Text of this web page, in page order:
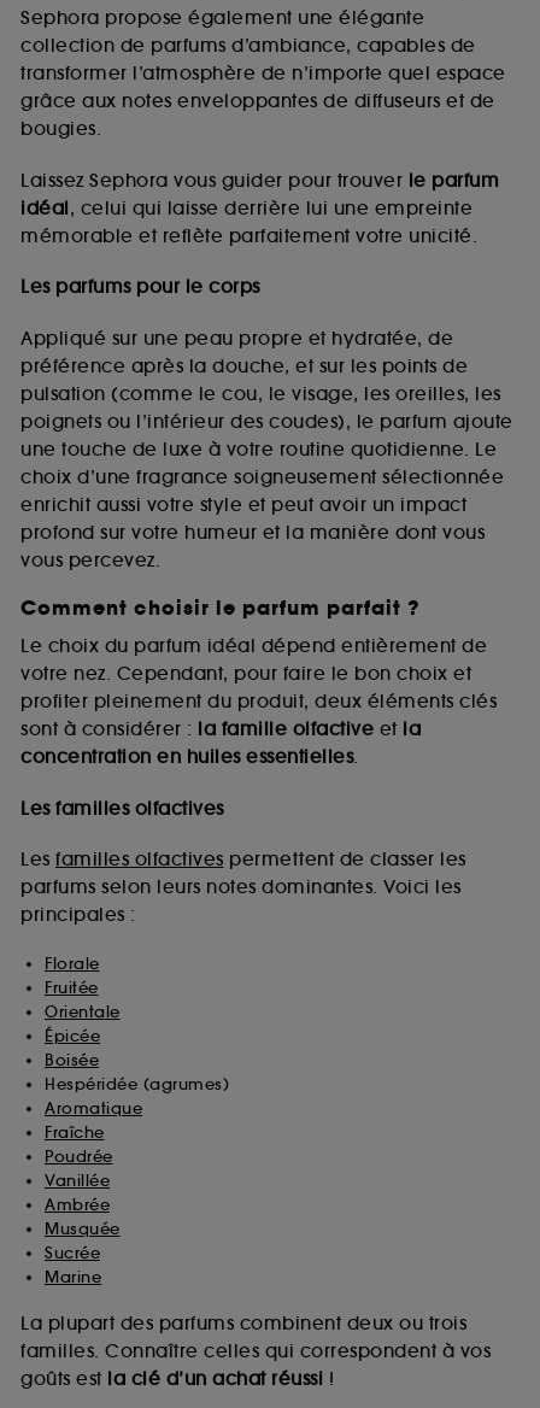
Sephora propose également une élégante
collection de parfums d’ambiance, capables de
transformer l’atmosphère de n’importe quel espace
grâce aux notes enveloppantes de diffuseurs et de
bougies.
Laissez Sephora vous guider pour trouver le parfum
idéal, celui qui laisse derrière lui une empreinte
mémorable et reflète parfaitement votre unicité.
Les parfums pour le corps
Appliqué sur une peau propre et hydratée, de
préférence après la douche, et sur les points de
pulsation (comme le cou, le visage, les oreilles, les
poignets ou l’intérieur des coudes), le parfum ajoute
une touche de luxe à votre routine quotidienne. Le
choix d’une fragrance soigneusement sélectionnée
enrichit aussi votre style et peut avoir un impact
profond sur votre humeur et la manière dont vous
vous percevez.
Comment choisir le parfum parfait ?
Le choix du parfum idéal dépend entièrement de
votre nez. Cependant, pour faire le bon choix et
profiter pleinement du produit, deux éléments clés
sont à considérer : la famille olfactive et la
concentration en huiles essentielles.
Les familles olfactives
Les familles olfactives permettent de classer les
parfums selon leurs notes dominantes. Voici les
principales :
Florale
Fruitée
Orientale
Épicée
Boisée
Hespéridée (agrumes)
Aromatique
Fraîche
Poudrée
Vanillée
Ambrée
Musquée
Sucrée
Marine
La plupart des parfums combinent deux ou trois
familles. Connaître celles qui correspondent à vos
goûts est la clé d’un achat réussi !
de vous plaire via des publicités, y compris sur des
sites tiers et sur les réseaux sociaux, sur la base
des pages que vous avez consultées, de votre
navigation, et de l'historique de vos interactions.
d’en améliorer la performance.
Cookies de sécurisation des paiements en ligne :
fraudes aux moyens de paiement et les
usurpations d’identité.
Cookies fonctionnels :il s’agit de cookies
permettant l’affichage et/ou la fourniture de
certaines fonctionnalités du site, tel que les
cookies d’authentification qui sont utilisés afin de
vous faire bénéficier de l’authentification
prolongée vous permettant d’accéder à votre
compte lors de votre prochaine visite sur le site
sans saisir à nouveau votre identifiant et mot de
passe.
A l'exception des cookies techniques, le dépôt et la
lecture de ces traceurs requiert votre accord. Vous
pouvez personnaliser vos choix concernant le dépôt
de ces cookies grâce au bouton "personnaliser mes
choix" ci-dessous ou décider de "tout accepter".
Sephora pourra associer les informations de
navigation collectées par ces Cookies, pour les
collectées ou générées lors de votre activité en ligne
sur "continuer sans accepter". Voous pouvez à tout
moment choisir de retirer votrte consentement. Si vous
souhaitez obtenir plus d'information sur les cookies
utilisés, cliquez